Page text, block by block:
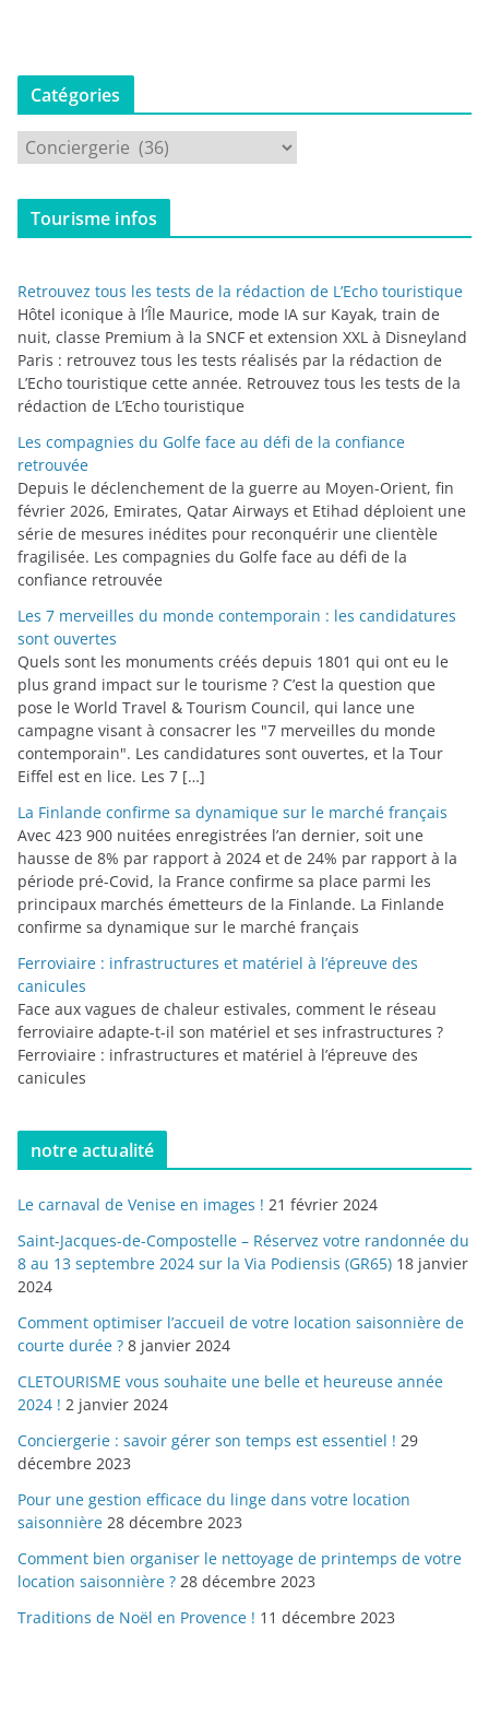
Catégories
a
t
r
i
e
s
Tourisme infos
Retrouvez tous les tests de la rédaction de L’Echo touristique
Hôtel iconique à l’Île Maurice, mode IA sur Kayak, train de
nuit, classe Premium à la SNCF et extension XXL à Disneyland
Paris : retrouvez tous les tests réalisés par la rédaction de
L’Echo touristique cette année. Retrouvez tous les tests de la
rédaction de L’Echo touristique
Les compagnies du Golfe face au défi de la confiance
retrouvée
Depuis le déclenchement de la guerre au Moyen-Orient, fin
février 2026, Emirates, Qatar Airways et Etihad déploient une
série de mesures inédites pour reconquérir une clientèle
fragilisée. Les compagnies du Golfe face au défi de la
confiance retrouvée
Les 7 merveilles du monde contemporain : les candidatures
sont ouvertes
Quels sont les monuments créés depuis 1801 qui ont eu le
plus grand impact sur le tourisme ? C’est la question que
pose le World Travel & Tourism Council, qui lance une
campagne visant à consacrer les "7 merveilles du monde
contemporain". Les candidatures sont ouvertes, et la Tour
Eiffel est en lice. Les 7 […]
La Finlande confirme sa dynamique sur le marché français
Avec 423 900 nuitées enregistrées l’an dernier, soit une
hausse de 8% par rapport à 2024 et de 24% par rapport à la
période pré-Covid, la France confirme sa place parmi les
principaux marchés émetteurs de la Finlande. La Finlande
confirme sa dynamique sur le marché français
Ferroviaire : infrastructures et matériel à l’épreuve des
canicules
Face aux vagues de chaleur estivales, comment le réseau
ferroviaire adapte-t-il son matériel et ses infrastructures ?
Ferroviaire : infrastructures et matériel à l’épreuve des
canicules
notre actualité
Le carnaval de Venise en images ! 21 février 2024
Saint-Jacques-de-Compostelle – Réservez votre randonnée du
8 au 13 septembre 2024 sur la Via Podiensis (GR65) 18 janvier
2024
Comment optimiser l’accueil de votre location saisonnière de
courte durée ? 8 janvier 2024
CLETOURISME vous souhaite une belle et heureuse année
2024 ! 2 janvier 2024
Conciergerie : savoir gérer son temps est essentiel ! 29
décembre 2023
Pour une gestion efficace du linge dans votre location
saisonnière 28 décembre 2023
Comment bien organiser le nettoyage de printemps de votre
location saisonnière ? 28 décembre 2023
Traditions de Noël en Provence ! 11 décembre 2023